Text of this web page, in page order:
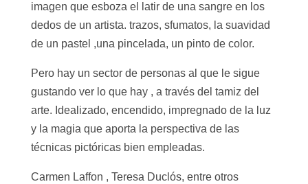
imagen que esboza el latir de una sangre en los
dedos de un artista. trazos, sfumatos, la suavidad
de un pastel ,una pincelada, un pinto de color.
Pero hay un sector de personas al que le sigue
gustando ver lo que hay , a través del tamiz del
arte. Idealizado, encendido, impregnado de la luz
y la magia que aporta la perspectiva de las
técnicas pictóricas bien empleadas.
Carmen Laffon , Teresa Duclós, entre otros